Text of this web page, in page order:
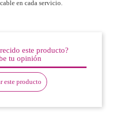
en cada servicio.
este producto?
tu opinión
este producto